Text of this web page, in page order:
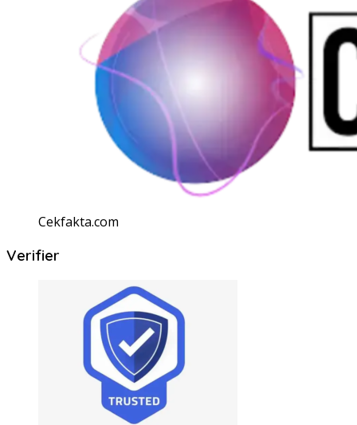
Cekfakta.com
Verifier